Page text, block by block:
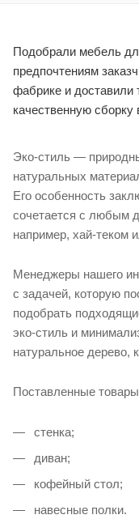
Подобрали мебель
предпочтениям
фабрике и доставили
качественную сборку
Эко-стиль —
натуральных
Его особенность
сочетается с любым
например, хай-теком
Менеджеры нашего
с задачей, которую
подобрать
эко-стиль и
натуральное дерево,
Поставленные
стенка;
диван;
кофейный стол;
навесные полки.